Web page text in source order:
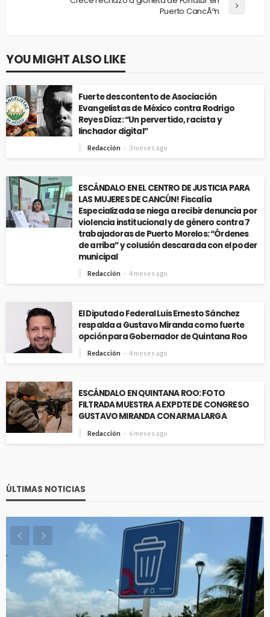
Puerto CancÃºn
YOU MIGHT ALSO LIKE
Fuerte descontento de Asociación
Evangelistas de México contra Rodrigo
Reyes Díaz: “Un pervertido, racista y
linchador digital”
Redacción 3 meses ago
ESCÁNDALO EN EL CENTRO DE JUSTICIA PARA
LAS MUJERES DE CANCÚN! Fiscalía
Especializada se niega a recibir denuncia por
violencia institucional y de género contra 7
trabajadoras de Puerto Morelos: “Órdenes
de arriba” y colusión descarada con el poder
municipal
Redacción 4 meses ago
El Diputado Federal Luis Ernesto Sánchez
respalda a Gustavo Miranda como fuerte
opción para Gobernador de Quintana Roo
Redacción 4 meses ago
ESCÁNDALO EN QUINTANA ROO: FOTO
FILTRADA MUESTRA A EXPDTE DE CONGRESO
GUSTAVO MIRANDA CON ARMA LARGA
Redacción 6 meses ago
ÚLTIMAS NOTICIAS